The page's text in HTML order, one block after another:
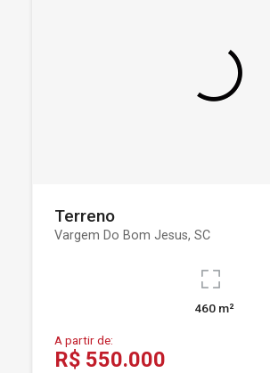
Terreno
Vargem Do Bom Jesus, SC
460 m²
A partir de:
R$ 550.000